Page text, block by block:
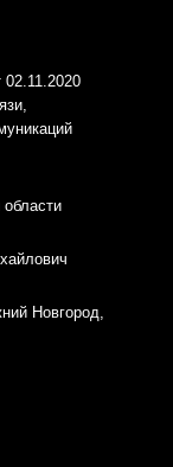
Новгород,